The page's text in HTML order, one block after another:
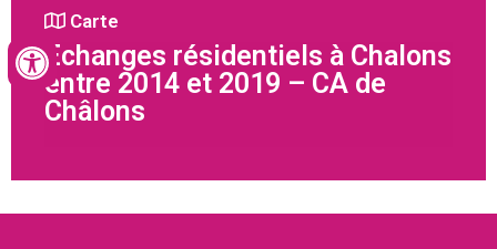
Carte
Echanges résidentiels à Chalons
entre 2014 et 2019 – CA de
Châlons